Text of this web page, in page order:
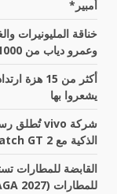
أمبير*
خناقة المليونيرات
وعمرو دياب من 1000 جنيه إلى نصف مليون
أكثر من 15
يشعروا بها
الذكية مع Watch GT 2 وBuds Proط
القابضة للمطارات
للمطارات (WAGA 2027) بشرم الشيخ